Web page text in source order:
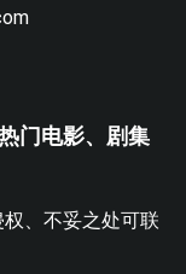
门电影、剧集
、不妥之处可联